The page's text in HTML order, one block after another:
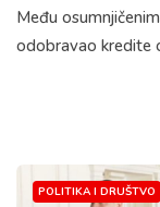
Među
odobravao kredite
POLITIKA I DRUŠTVO